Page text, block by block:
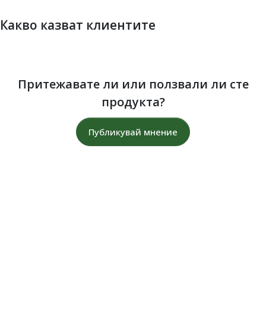
Какво казват клиентите
Притежавате ли или ползвали ли сте
продукта?
Публикувай мнение